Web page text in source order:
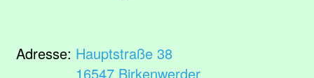
Adresse: Hauptstraße 38
16547 Birkenwerder